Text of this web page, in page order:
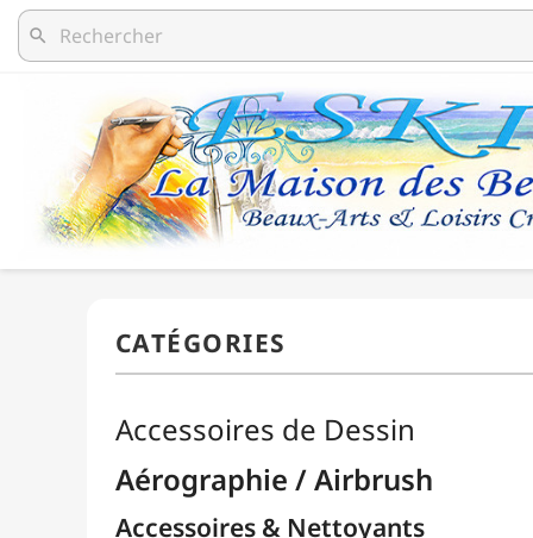
search
Accessoires & Nettoyants
Compresseurs
Packs / Assortiments
Peintures
Body-Paint / Maquillage